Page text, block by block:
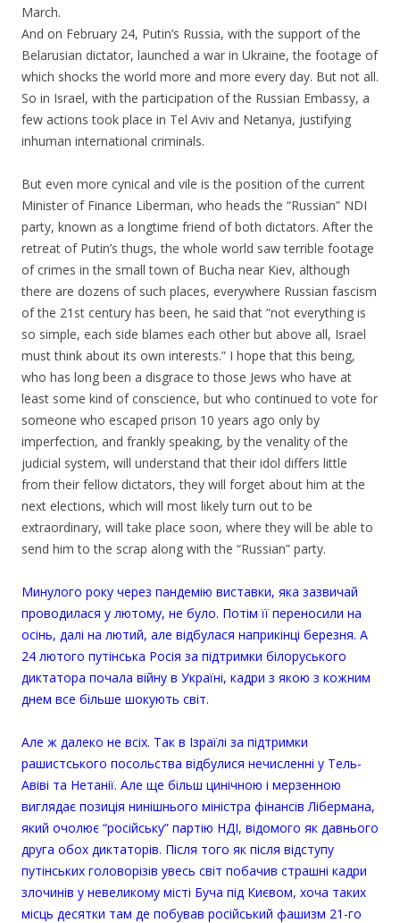
March.
And on February 24, Putin’s Russia, with the support of the
Belarusian dictator, launched a war in Ukraine, the footage of
which shocks the world more and more every day. But not all.
So in Israel, with the participation of the Russian Embassy, a
few actions took place in Tel Aviv and Netanya, justifying
inhuman international criminals.
But even more cynical and vile is the position of the current
Minister of Finance Liberman, who heads the “Russian” NDI
party, known as a longtime friend of both dictators. After the
retreat of Putin’s thugs, the whole world saw terrible footage
of crimes in the small town of Bucha near Kiev, although
there are dozens of such places, everywhere Russian fascism
of the 21st century has been, he said that “not everything is
so simple, each side blames each other but above all, Israel
must think about its own interests.” I hope that this being,
who has long been a disgrace to those Jews who have at
least some kind of conscience, but who continued to vote for
someone who escaped prison 10 years ago only by
imperfection, and frankly speaking, by the venality of the
judicial system, will understand that their idol differs little
from their fellow dictators, they will forget about him at the
next elections, which will most likely turn out to be
extraordinary, will take place soon, where they will be able to
send him to the scrap along with the “Russian” party.
Минулого року через пандемію виставки, яка зазвичай
проводилася у лютому, не було. Потім її переносили на
осінь, далі на лютий, але відбулася наприкінці березня. А
24 лютого путінська Росія за підтримки білоруського
диктатора почала війну в Україні, кадри з якою з кожним
днем все більше шокують світ.
Але ж далеко не всіх. Так в Ізраїлі за підтримки
рашистського посольства відбулися нечисленні у Тель-
Авіві та Нетанії. Але ще більш цинічною і мерзенною
виглядає позиція нинішнього міністра фінансів Лібермана,
який очолює “російську” партію НДІ, відомого як давнього
друга обох диктаторів. Після того як після відступу
путінських головорізів увесь світ побачив страшні кадри
злочинів у невеликому місті Буча під Києвом, хоча таких
місць десятки там де побував російський фашизм 21-го